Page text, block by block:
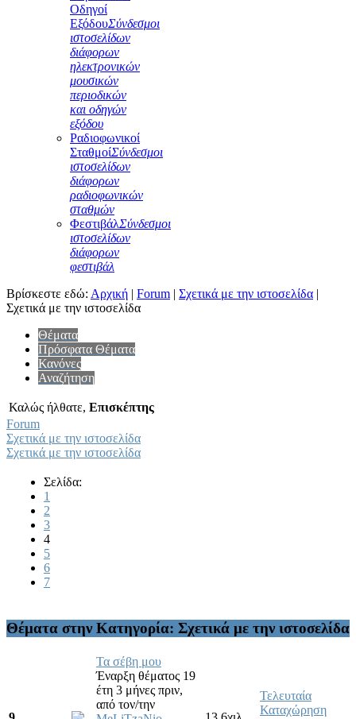
Οδηγοί
ΕξόδουΣύνδεσμοι
ιστοσελίδων
διάφορων
ηλεκτρονικών
μουσικών
περιοδικών
και οδηγών
εξόδου
Ραδιοφωνικοί
ΣταθμοίΣύνδεσμοι
ιστοσελίδων
διάφορων
ραδιοφωνικών
σταθμών
ΦεστιβάλΣύνδεσμοι
ιστοσελίδων
διάφορων
φεστιβάλ
Βρίσκεστε εδώ: Αρχική | Forum | Σχετικά με την ιστοσελίδα |
Σχετικά με την ιστοσελίδα
Θέματα
Πρόσφατα Θέματα
Κανόνες
Αναζήτηση
Καλώς ήλθατε, Επισκέπτης
Forum
Σχετικά με την ιστοσελίδα
Σχετικά με την ιστοσελίδα
Σελίδα:
1
2
3
4
5
6
7
Θέματα στην Κατηγορία: Σχετικά με την ιστοσελίδα
Τα σέβη μου
Έναρξη θέματος 19
έτη 3 μήνες πριν,
από τον/την
Τελευταία
Καταχώρηση